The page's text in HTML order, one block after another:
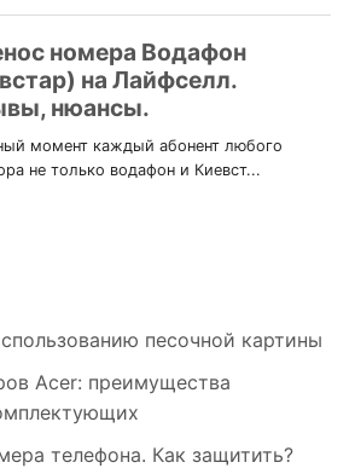
песочной картины
Acer: преимущества
телефона. Как защитить?